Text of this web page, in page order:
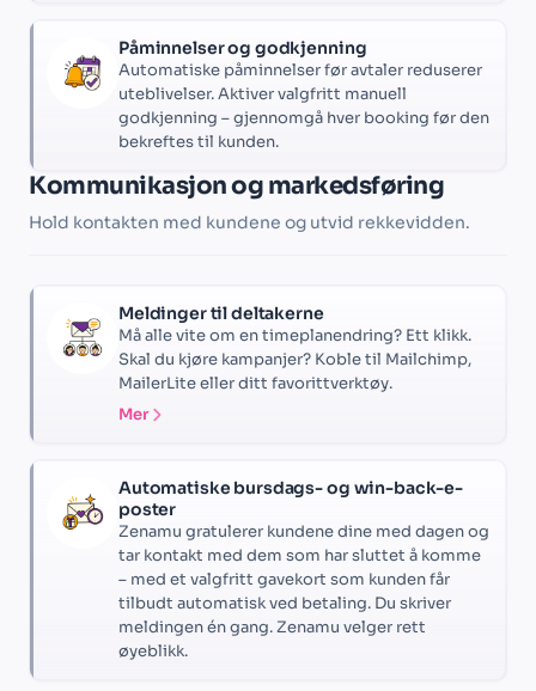
Påminnelser og godkjenning
Automatiske påminnelser før avtaler reduserer
uteblivelser. Aktiver valgfritt manuell
godkjenning – gjennomgå hver booking før den
bekreftes til kunden.
Kommunikasjon og markedsføring
Hold kontakten med kundene og utvid rekkevidden.
Meldinger til deltakerne
Må alle vite om en timeplanendring? Ett klikk.
Skal du kjøre kampanjer? Koble til Mailchimp,
MailerLite eller ditt favorittverktøy.
Mer
Automatiske bursdags- og win-back-e-
poster
Zenamu gratulerer kundene dine med dagen og
tar kontakt med dem som har sluttet å komme
– med et valgfritt gavekort som kunden får
tilbudt automatisk ved betaling. Du skriver
meldingen én gang. Zenamu velger rett
øyeblikk.